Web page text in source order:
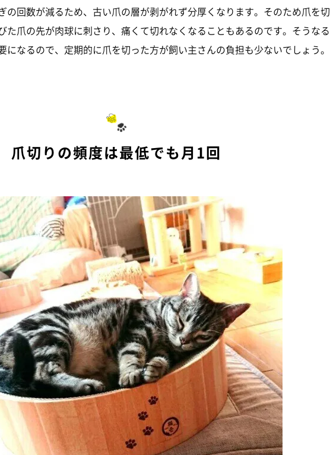
の回数が減るため、古い爪の層が剥がれず分厚くなります。そのため爪を切
た爪の先が肉球に刺さり、痛くて切れなくなることもあるのです。そうなる
になるので、定期的に爪を切った方が飼い主さんの負担も少ないでしょう。
爪切りの頻度は最低でも月1回